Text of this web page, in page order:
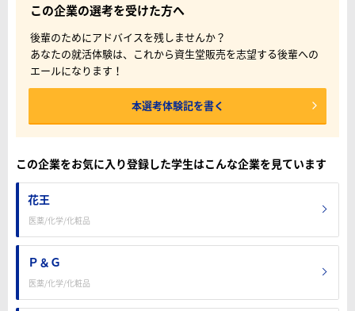
この企業の選考を受けた方へ
後輩のためにアドバイスを残しませんか？
あなたの就活体験は、これから資生堂販売を志望する後輩への
エールになります！
本選考体験記を書く
この企業をお気に入り登録した学生はこんな企業を見ています
花王
医薬/化学/化粧品
Ｐ＆Ｇ
医薬/化学/化粧品